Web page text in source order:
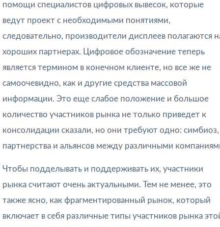
помощи специалистов цифровых вывесок, которые
ведут проект с необходимыми понятиями,
следовательно, производители дисплеев полагаются
хороших партнерах. Цифровое обозначение теперь
является термином в конечном клиенте, но все же не
самоочевидно, как и другие средства массовой
информации. Это еще слабое положение и большое
количество участников рынка не только приведет к
консолидации сказали, но они требуют одно: симбиоз,
партнерства и альянсов между различными
Чтобы подделывать и поддерживать их, участники
рынка считают очень актуальными. Тем не менее, это
также ясно, как фрагментированный рынок, который
включает в себя различные типы участников рынка